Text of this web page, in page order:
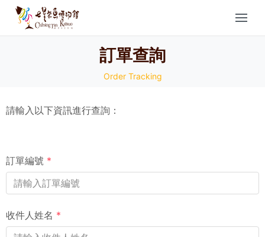
訂單查詢
Order Tracking
請輸入以下資訊進行查詢：
訂單編號 *
收件人姓名 *